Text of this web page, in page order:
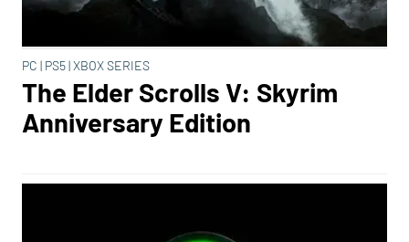
PC | PS5 | XBOX SERIES
The Elder Scrolls V: Skyrim
Anniversary Edition